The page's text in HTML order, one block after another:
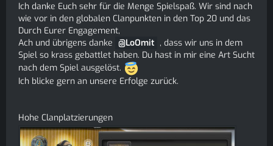
Ich danke Euch sehr für die Menge Spielspaß. Wir sind nach
wie vor in den globalen Clanpunkten in den Top 20 und das
Durch Eurer Engagement,
Ach und übrigens danke
LoOmit , dass wir uns in dem
Spiel so krass gebattlet haben. Du hast in mir eine Art Sucht
nach dem Spiel ausgelöst.
Ich blicke gern an unsere Erfolge zurück.
Hohe Clanplatzierungen